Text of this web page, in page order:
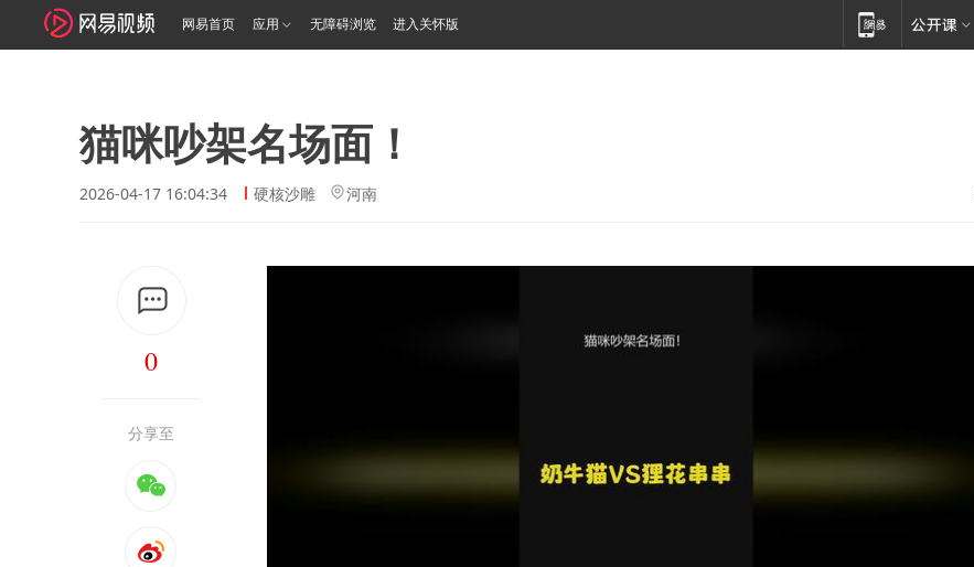
网易首页 应用 无障碍浏览 进入关怀版
猫咪吵架名场面！
2026-04-17 16:04:34 硬核沙雕 河南
0
分享至